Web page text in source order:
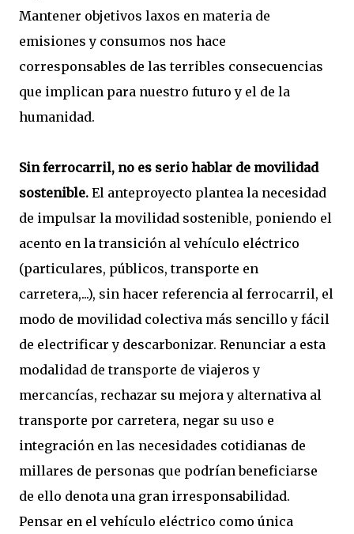
Mantener objetivos laxos en materia de
emisiones y consumos nos hace
corresponsables de las terribles consecuencias
que implican para nuestro futuro y el de la
humanidad.
Sin ferrocarril, no es serio hablar de movilidad
sostenible. El anteproyecto plantea la necesidad
de impulsar la movilidad sostenible, poniendo el
acento en la transición al vehículo eléctrico
(particulares, públicos, transporte en
carretera,...), sin hacer referencia al ferrocarril, el
modo de movilidad colectiva más sencillo y fácil
de electrificar y descarbonizar. Renunciar a esta
modalidad de transporte de viajeros y
mercancías, rechazar su mejora y alternativa al
transporte por carretera, negar su uso e
integración en las necesidades cotidianas de
millares de personas que podrían beneficiarse
de ello denota una gran irresponsabilidad.
Pensar en el vehículo eléctrico como única